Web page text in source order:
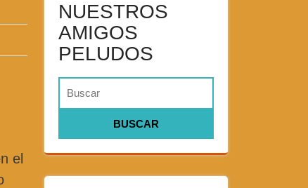
el
NUESTROS
AMIGOS
PELUDOS